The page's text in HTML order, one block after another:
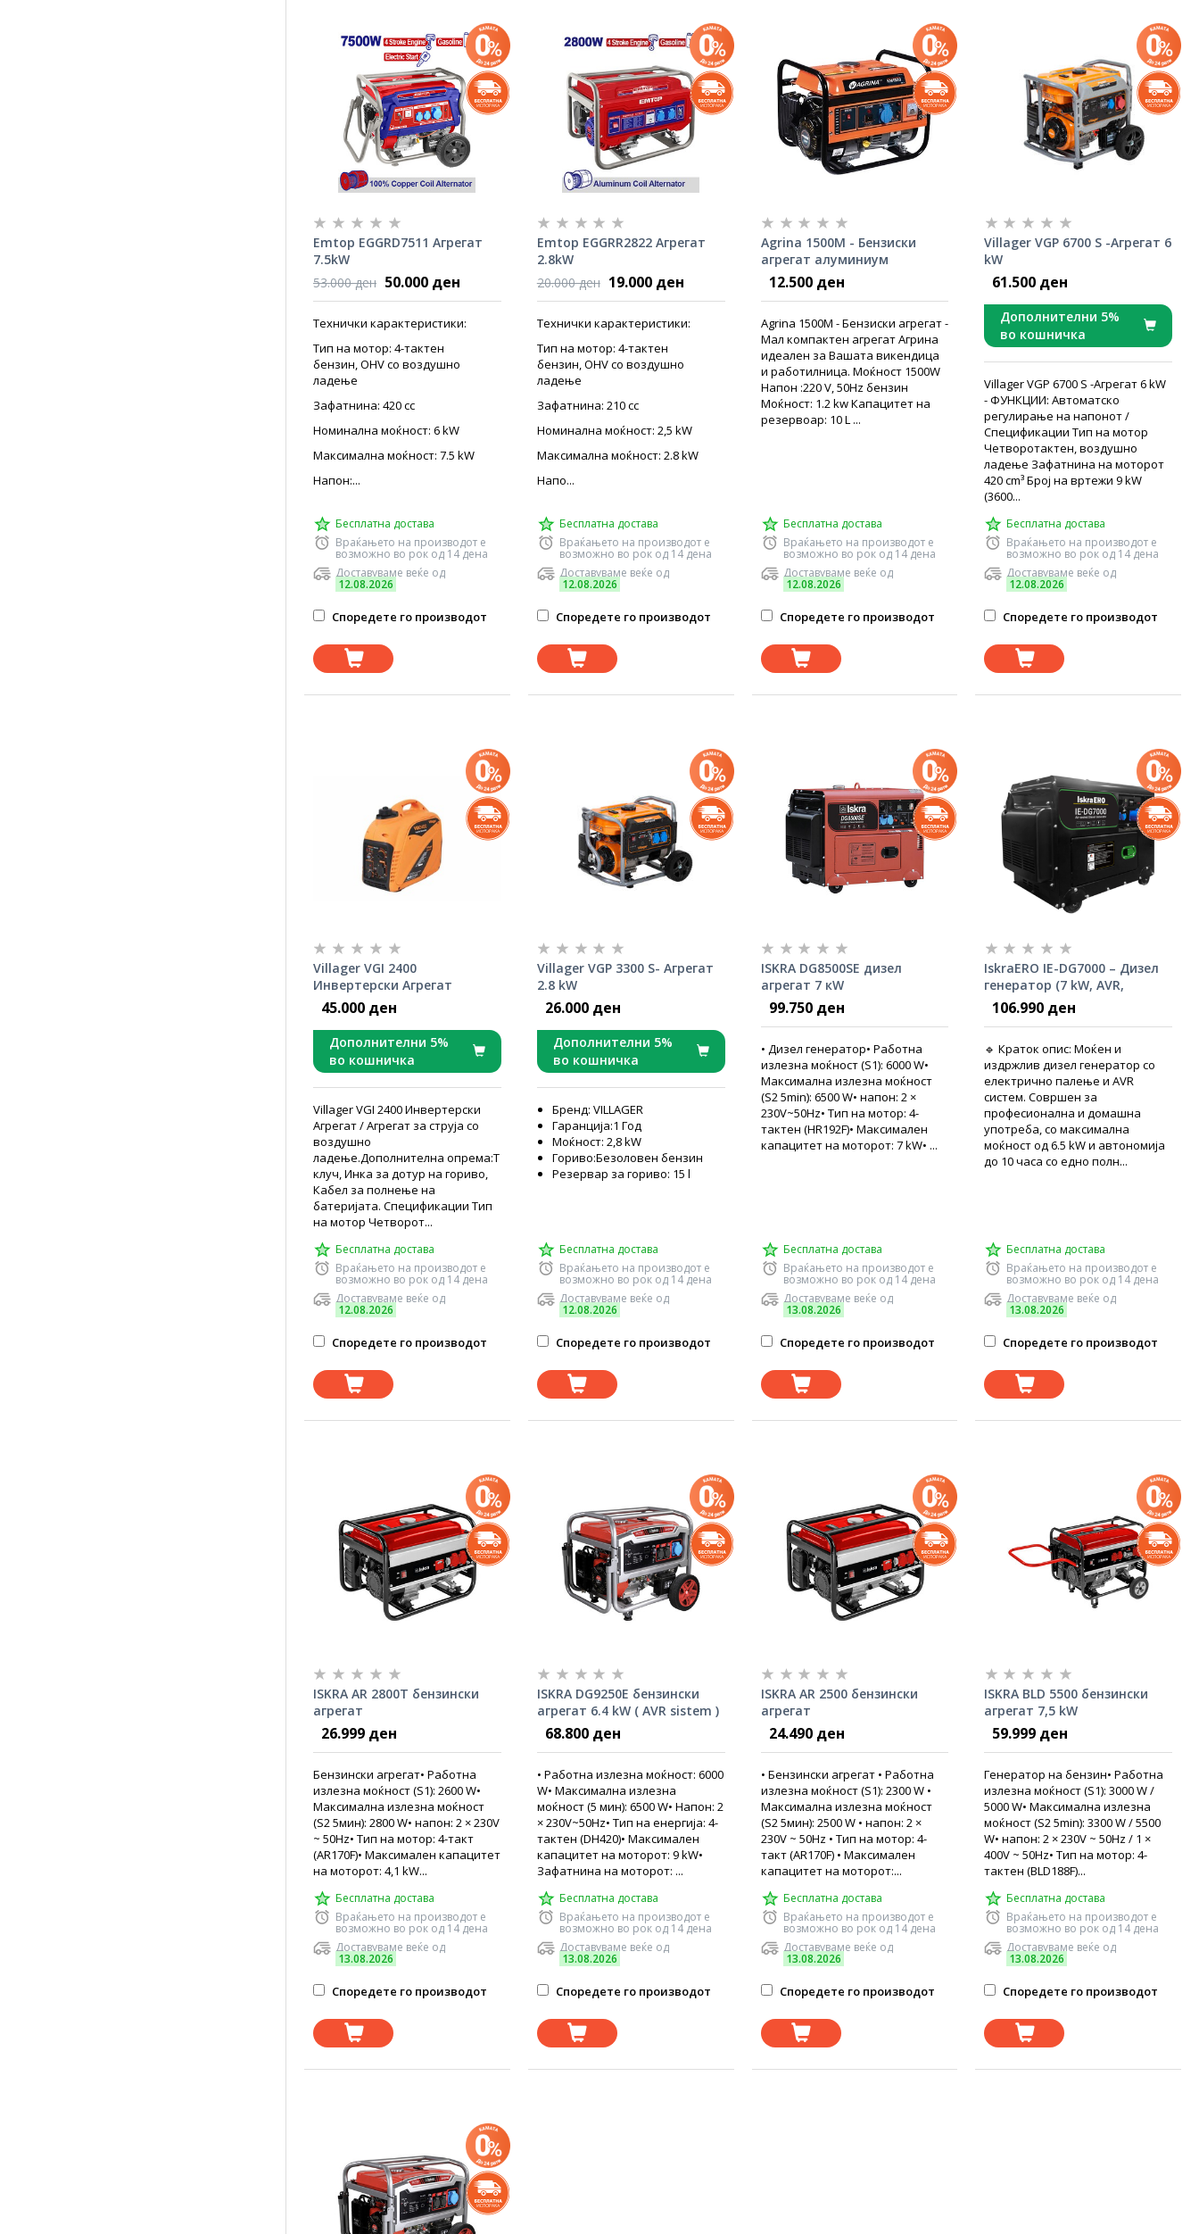
Emtop EGGRD7511 Агрегат
7.5kW
53.000 ден 50.000 ден
Технички карактеристики:
Тип на мотор: 4-тактен
бензин, OHV со воздушно
ладење
Зафатнина: 420 cc
Номинална моќност: 6 kW
Максимална моќност: 7.5 kW
Напон:...
Бесплатна достава
Враќањето на производот е
возможно во рок од 14 дена
Доставуваме веќе од
12.08.2026
Споредете го производот
Emtop EGGRR2822 Агрегат
2.8kW
20.000 ден 19.000 ден
Технички карактеристики:
Тип на мотор: 4-тактен
бензин, OHV со воздушно
ладење
Зафатнина: 210 cc
Номинална моќност: 2,5 kW
Максимална моќност: 2.8 kW
Напо...
Бесплатна достава
Враќањето на производот е
возможно во рок од 14 дена
Доставуваме веќе од
12.08.2026
Споредете го производот
Agrina 1500М - Бензиски
агрегат алуминиум
12.500 ден
Agrina 1500М - Бензиски агрегат -
Мал компактен агрегат Агрина
идеален за Вашата викендица
и работилница. Моќност 1500W
Напон :220 V, 50Hz бензин
Моќност: 1.2 kw Капацитет на
резервоар: 10 L ...
Бесплатна достава
Враќањето на производот е
возможно во рок од 14 дена
Доставуваме веќе од
12.08.2026
Споредете го производот
Villager VGP 6700 S -Агрегат 6
kW
61.500 ден
Дополнителни 5%
во кошничка
Villager VGP 6700 S -Агрегат 6 kW
- ФУНКЦИИ: Aвтоматско
регулирање на напонот /
Спецификации Тип на мотор
Четворотактен, воздушно
ладење Зафатнина на моторот
420 cm³ Број на вртежи 9 kW
(3600...
Бесплатна достава
Враќањето на производот е
возможно во рок од 14 дена
Доставуваме веќе од
12.08.2026
Споредете го производот
Villager VGI 2400
Инвертерски Агрегат
45.000 ден
Дополнителни 5%
во кошничка
Villager VGI 2400 Инвертерски
Агрегат / Агрегат за струја со
воздушно
ладење.Дополнителна опрема:Т
клуч, Инка за дотур на гориво,
Кабел за полнење на
батеријата. Спецификации Тип
на мотор Четворот...
Бесплатна достава
Враќањето на производот е
возможно во рок од 14 дена
Доставуваме веќе од
12.08.2026
Споредете го производот
Villager VGP 3300 S- Агрегат
2.8 kW
26.000 ден
Дополнителни 5%
во кошничка
Бренд: VILLAGER
Гаранција:1 Год
Моќност: 2,8 kW
Гориво:Безоловен бензин
Резервар за гориво: 15 l
Бесплатна достава
Враќањето на производот е
возможно во рок од 14 дена
Доставуваме веќе од
12.08.2026
Споредете го производот
ISKRA DG8500SE дизел
агрегат 7 кW
99.750 ден
• Дизел генератор• Работна
излезна моќност (S1): 6000 W•
Максимална излезна моќност
(S2 5min): 6500 W• напон: 2 ×
230V~50Hz• Тип на мотор: 4-
тактен (HR192F)• Максимален
капацитет на моторот: 7 kW• ...
Бесплатна достава
Враќањето на производот е
возможно во рок од 14 дена
Доставуваме веќе од
13.08.2026
Споредете го производот
IskraERO IE-DG7000 – Дизел
генератор (7 kW, AVR,
електрично палење)
106.990 ден
🔹 Краток опис: Моќен и
издржлив дизел генератор со
електрично палење и AVR
систем. Совршен за
професионална и домашна
употреба, со максимална
моќност од 6.5 kW и автономија
до 10 часа со едно полн...
Бесплатна достава
Враќањето на производот е
возможно во рок од 14 дена
Доставуваме веќе од
13.08.2026
Споредете го производот
ISKRA AR 2800Т бензински
агрегат
26.999 ден
Бензински агрегат• Работна
излезна моќност (S1): 2600 W•
Максимална излезна моќност
(S2 5мин): 2800 W• напон: 2 × 230V
~ 50Hz• Тип на мотор: 4-такт
(AR170F)• Максимален капацитет
на моторот: 4,1 kW...
Бесплатна достава
Враќањето на производот е
возможно во рок од 14 дена
Доставуваме веќе од
13.08.2026
Споредете го производот
ISKRA DG9250E бензински
агрегат 6.4 kW ( AVR sistem )
68.800 ден
• Работна излезна моќност: 6000
W• Максимална излезна
моќност (5 мин): 6500 W• Напон: 2
× 230V~50Hz• Тип на енергија: 4-
тактен (DH420)• Максимален
капацитет на моторот: 9 kW•
Зафатнина на моторот: ...
Бесплатна достава
Враќањето на производот е
возможно во рок од 14 дена
Доставуваме веќе од
13.08.2026
Споредете го производот
ISKRA AR 2500 бензински
агрегат
24.490 ден
• Бензински агрегат • Работна
излезна моќност (S1): 2300 W •
Максимална излезна моќност
(S2 5мин): 2500 W • напон: 2 ×
230V ~ 50Hz • Тип на мотор: 4-
такт (AR170F) • Максимален
капацитет на моторот:...
Бесплатна достава
Враќањето на производот е
возможно во рок од 14 дена
Доставуваме веќе од
13.08.2026
Споредете го производот
ISKRA BLD 5500 бензински
агрегат 7,5 kW
59.999 ден
Генератор на бензин• Работна
излезна моќност (S1): 3000 W /
5000 W• Максимална излезна
моќност (S2 5min): 3300 W / 5500
W• напон: 2 × 230V ~ 50Hz / 1 ×
400V ~ 50Hz• Тип на мотор: 4-
тактен (BLD188F)...
Бесплатна достава
Враќањето на производот е
возможно во рок од 14 дена
Доставуваме веќе од
13.08.2026
Споредете го производот